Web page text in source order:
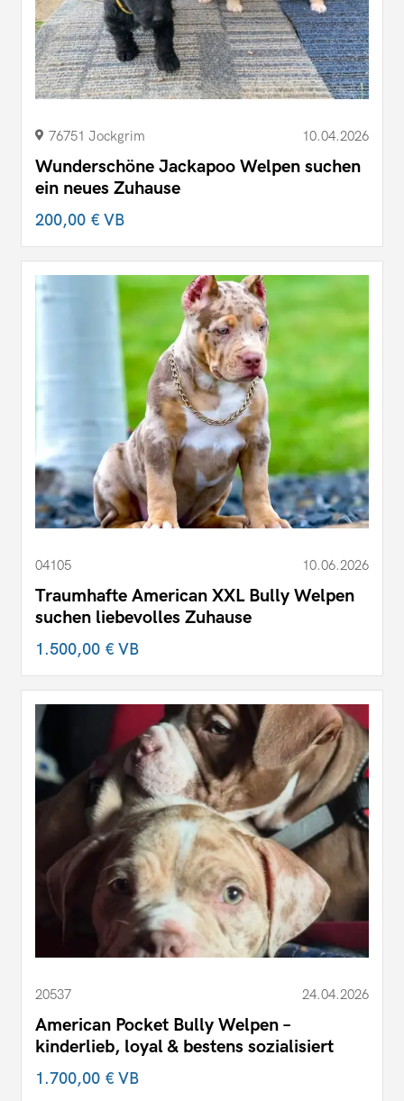
76751 Jockgrim 10.04.2026
Wunderschöne Jackapoo Welpen suchen
ein neues Zuhause
200,00 €VB
04105 10.06.2026
Traumhafte American XXL Bully Welpen
suchen liebevolles Zuhause
1.500,00 €VB
20537 24.04.2026
American Pocket Bully Welpen –
kinderlieb, loyal & bestens sozialisiert
1.700,00 €VB